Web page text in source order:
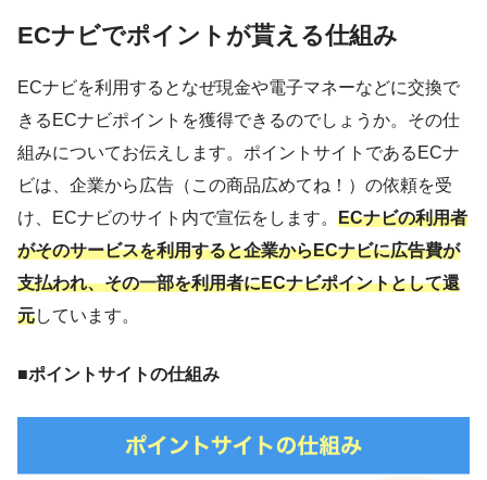
ECナビでポイントが貰える仕組み
ECナビを利用するとなぜ現金や電子マネーなどに交換で
きるECナビポイントを獲得できるのでしょうか。その仕
組みについてお伝えします。ポイントサイトであるECナ
ビは、企業から広告（この商品広めてね！）の依頼を受
け、ECナビのサイト内で宣伝をします。 ECナビの利用者
がそのサービスを利用すると企業からECナビに広告費が
支払われ、その一部を利用者にECナビポイントとして還
元しています。
■ポイントサイトの仕組み